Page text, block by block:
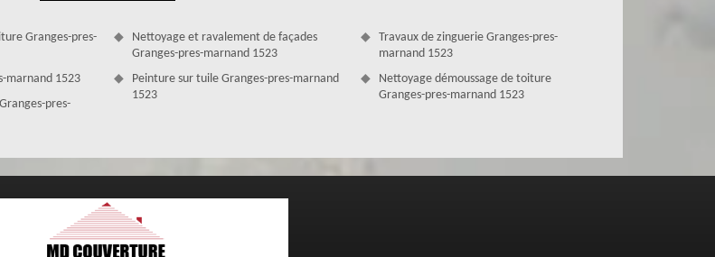
Granges-pres-
marnand 1523
pres-
Nettoyage et ravalement de façades
Granges-pres-marnand 1523
Peinture sur tuile Granges-pres-marnand
1523
Travaux de zinguerie Granges-pres-
marnand 1523
Nettoyage démoussage de toiture
Granges-pres-marnand 1523